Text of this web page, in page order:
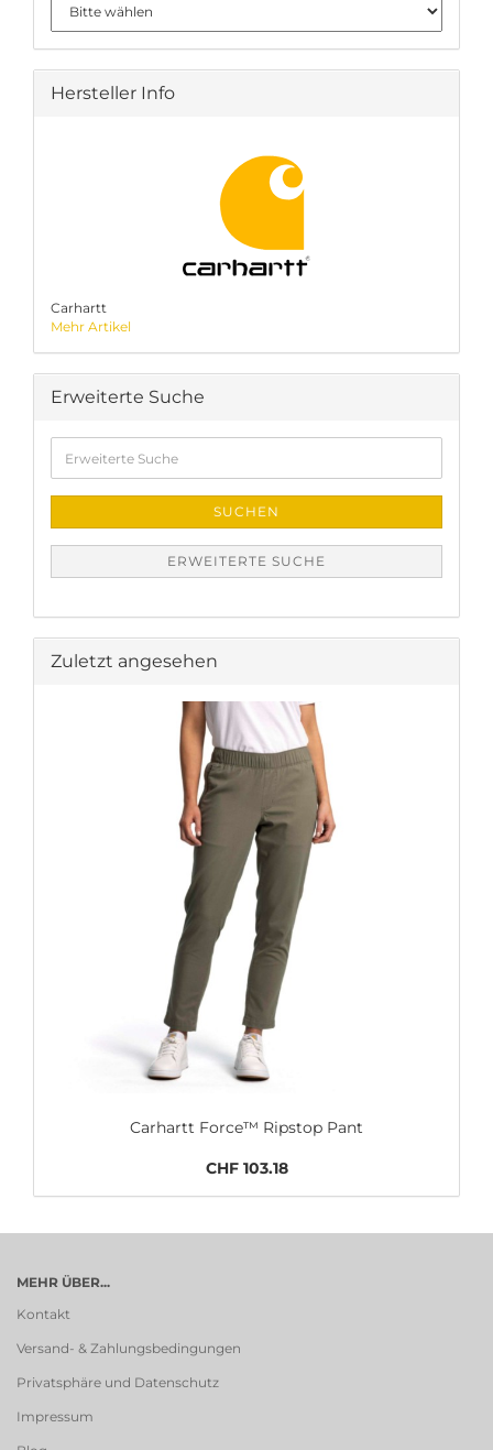
Hersteller Info
Carhartt
Mehr Artikel
Erweiterte Suche
Suche
SUCHEN
ERWEITERTE SUCHE
Zuletzt angesehen
Carhartt Force™ Ripstop Pant
CHF 103.18
MEHR ÜBER...
Kontakt
Versand- & Zahlungsbedingungen
Privatsphäre und Datenschutz
Impressum